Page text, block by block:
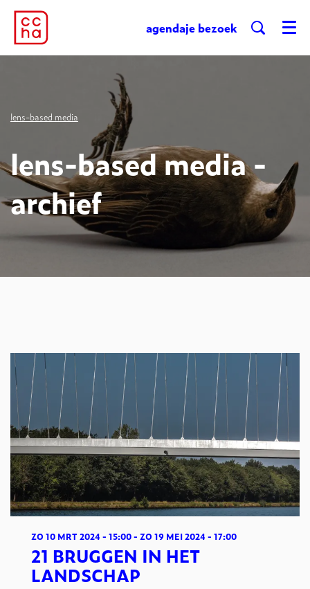
agendaje bezoek Menu
lens-based media
lens-based media -
archief
21 BRUGGEN IN HET
LANDSCHAP
ZO 10 MRT 2024 - 15:00- ZO 19 MEI 2024 - 17:00